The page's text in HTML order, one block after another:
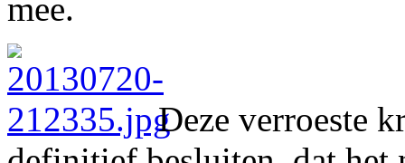
mee.
Deze verroeste